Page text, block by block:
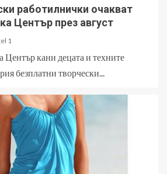
работилнички очакват
Център през август
1
Център кани децата и техните
безплатни творчески...